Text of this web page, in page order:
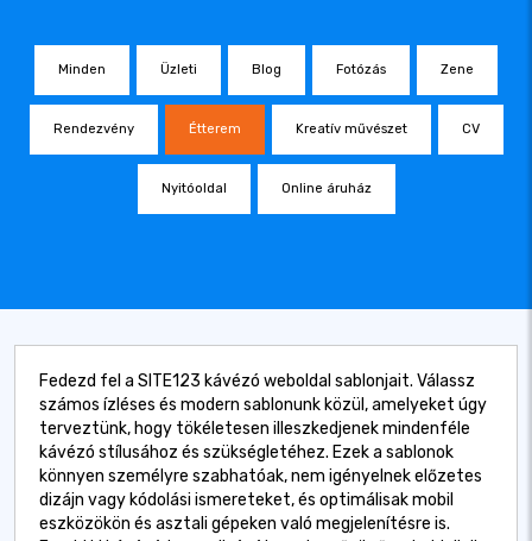
Minden Üzleti Blog Fotózás Zene
Rendezvény Étterem Kreatív művészet CV
Nyitóoldal Online áruház
Fedezd fel a SITE123 kávézó weboldal sablonjait. Válassz
számos ízléses és modern sablonunk közül, amelyeket úgy
terveztünk, hogy tökéletesen illeszkedjenek mindenféle
kávézó stílusához és szükségletéhez. Ezek a sablonok
könnyen személyre szabhatóak, nem igényelnek előzetes
dizájn vagy kódolási ismereteket, és optimálisak mobil
eszközökön és asztali gépeken való megjelenítésre is.